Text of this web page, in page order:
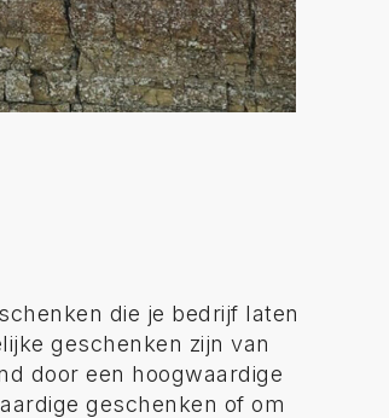
die je bedrijf laten
geschenken zijn van
door een hoogwaardige
geschenken of om